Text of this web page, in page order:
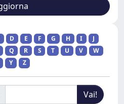
D E F G H I
J
Q R S T U V
W
Y Z